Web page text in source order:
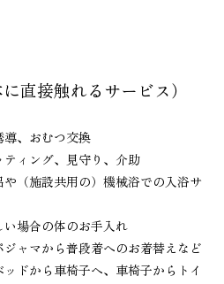
直接触れるサービス）
導、おむつ交換
ティング、見守り、介助
や（施設共用の）機械浴での入浴サ
い場合の体のお手入れ
ジャマから普段着へのお着替えなど
ッドから車椅子へ、車椅子からトイ